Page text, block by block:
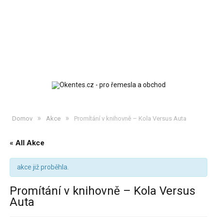
Domov » Akce » Promítání v knihovně – Kola Versus Auta
« All Akce
akce již proběhla.
Promítání v knihovně – Kola Versus
Auta